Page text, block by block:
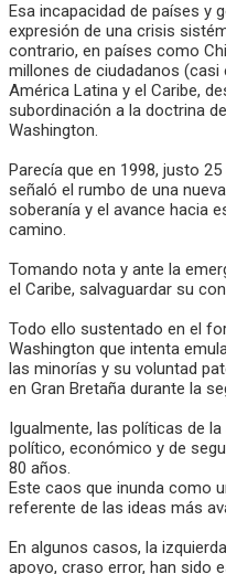
Esa incapacidad de países y
expresión de una crisis
contrario, en países como
millones de ciudadanos
América Latina y el Caribe,
subordinación a la doctrina
Washington.
Parecía que en 1998, justo
señaló el rumbo de una
soberanía y el avance hacia
camino.
Tomando nota y ante la
el Caribe, salvaguardar su
Todo ello sustentado en el
Washington que intenta
las minorías y su voluntad
en Gran Bretaña durante la
Igualmente, las políticas de
político, económico y de
80 años.
Este caos que inunda como
referente de las ideas más
En algunos casos, la
apoyo, craso error, han sido